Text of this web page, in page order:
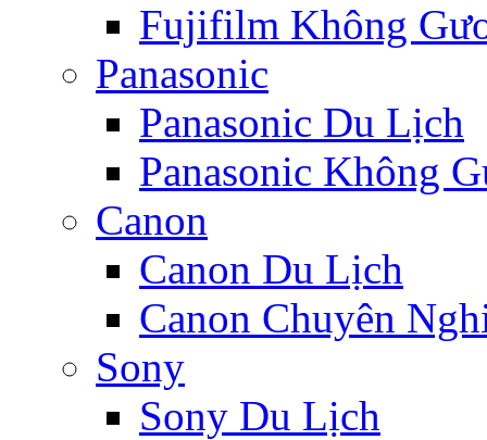
Fujifilm Không
Panasonic
Panasonic Du Lịch
Panasonic Không
Canon
Canon Du Lịch
Canon Chuyên
Sony
Sony Du Lịch